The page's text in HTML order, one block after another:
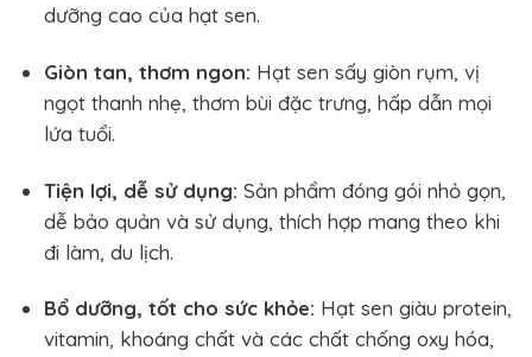
dưỡng cao của hạt sen.
Giòn tan, thơm ngon: Hạt sen sấy giòn rụm, vị
ngọt thanh nhẹ, thơm bùi đặc trưng, hấp dẫn mọi
lứa tuổi.
Tiện lợi, dễ sử dụng: Sản phẩm đóng gói nhỏ gọn,
dễ bảo quản và sử dụng, thích hợp mang theo khi
đi làm, du lịch.
Bổ dưỡng, tốt cho sức khỏe: Hạt sen giàu protein,
vitamin, khoáng chất và các chất chống oxy hóa,